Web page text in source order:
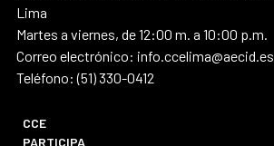
Lima
Martes a viernes, de 12:00 m. a 10:00 p.m.
Correo electrónico: info.ccelima@aecid.es
Teléfono: (51) 330-0412
CCE
PARTICIPA